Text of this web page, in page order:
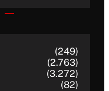
(249)
(2.763)
(3.272)
(82)